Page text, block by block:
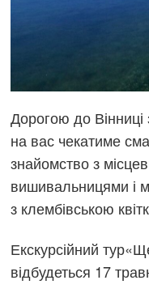
Дорогою до Вінниці
на вас чекатиме
знайомство з
вишивальницями і
з клембівською
Екскурсійний
відбудеться 17